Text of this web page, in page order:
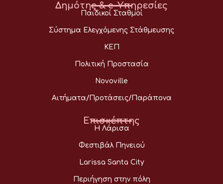
Δημότης & e-Υπηρεσίες
Παιδικοί Σταθμοί
Σύστημα Ελεγχόμενης Στάθμευσης
ΚΕΠ
Πολιτική Προστασία
Novoville
Αιτήματα/Προτάσεις/Παράπονα
Επισκέπτης
Η Λάρισα
Φεστιβάλ Πηνειού
Larissa Santa City
Περιήγηση στην πόλη